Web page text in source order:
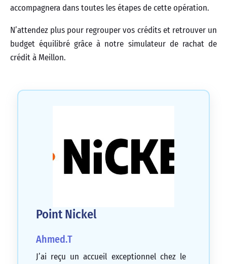
accompagnera dans toutes les étapes de cette opération.
N’attendez plus pour regrouper vos crédits et retrouver un
budget équilibré grâce à notre simulateur de rachat de
crédit à Meillon.
Point Nickel
Ahmed.T
J’ai reçu un accueil exceptionnel chez le